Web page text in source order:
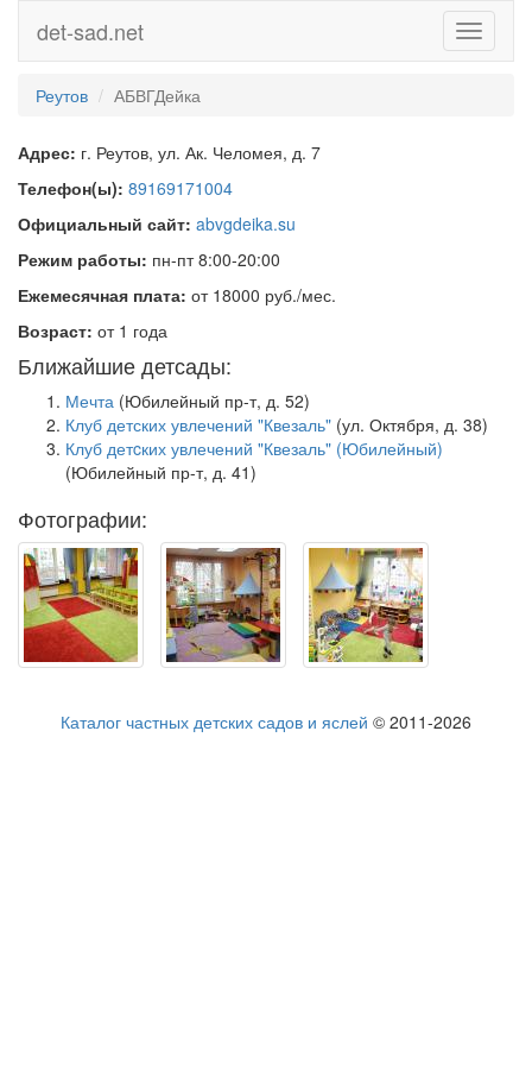
Toggle
det-sad.net
Реутов АБВГДейка
Адрес: г. Реутов, ул. Ак. Челомея, д. 7
Телефон(ы): 89169171004
Официальный сайт: abvgdeika.su
Режим работы: пн-пт 8:00-20:00
Ежемесячная плата: от 18000 руб./мес.
Возраст: от 1 года
Ближайшие детсады:
Мечта (Юбилейный пр-т, д. 52)
Клуб детских увлечений "Квезаль" (ул. Октября, д. 38)
Клуб детcких увлечений "Квезаль" (Юбилейный)
(Юбилейный пр-т, д. 41)
Фотографии:
Каталог частных детских садов и яслей © 2011-2026